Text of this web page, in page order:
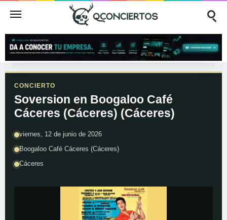
CONCIERTO
Soversion en Boogaloo Café
Cáceres (Cáceres) (Cáceres)
viernes, 12 de junio de 2026
Boogaloo Café Cáceres (Cáceres)
Cáceres